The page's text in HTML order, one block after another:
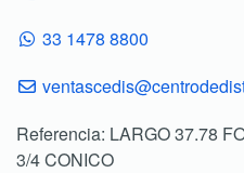
33 1478 8800
Referencia: LARGO 37.78
3/4 CONICO